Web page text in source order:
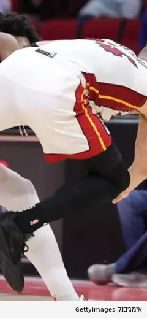
| אימג'בנק GettyImages